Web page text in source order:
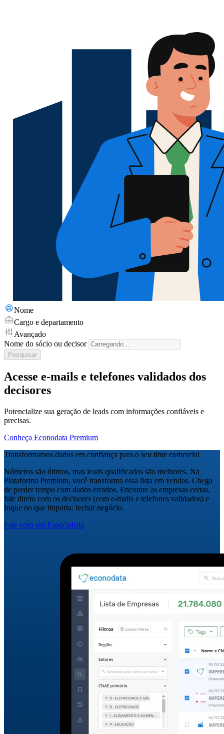
Nome
Cargo e departamento
Avançado
Nome do sócio ou decisor
Pesquisar
Acesse e-mails e telefones validados dos
decisores
Potencialize sua geração de leads com informações confiáveis e
precisas.
Conheça Econodata Premium
Transformamos dados em confiança para o seu time comercial
Números são ótimos, mas leads qualificados são melhores. Na
Plataforma Premium, você transforma essa lista em vendas. Chega
de perder tempo com dados errados. Encontre as empresas certas,
fale direto com os decisores (com e-mails e telefones validados) e
foque no que importa: fechar negócio.
Fale com um Especialista